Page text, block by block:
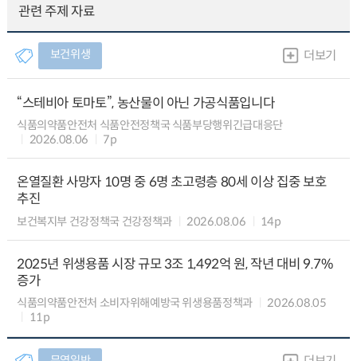
관련 주제 자료
보건위생 더보기
“스테비아 토마토”, 농산물이 아닌 가공식품입니다
식품의약품안전처 식품안전정책국 식품부당행위긴급대응단
2026.08.06
7p
온열질환 사망자 10명 중 6명 초고령층 80세 이상 집중 보호
추진
보건복지부 건강정책국 건강정책과 2026.08.06 14p
2025년 위생용품 시장 규모 3조 1,492억 원, 작년 대비 9.7%
증가
식품의약품안전처 소비자위해예방국 위생용품정책과
2026.08.05
11p